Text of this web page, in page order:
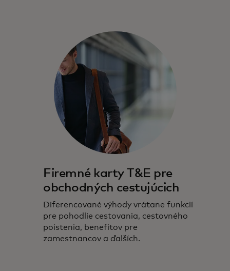
Firemné karty T&E pre
obchodných cestujúcich
Diferencované výhody vrátane funkcií
pre pohodlie cestovania, cestovného
poistenia, benefitov pre
zamestnancov a ďalších.